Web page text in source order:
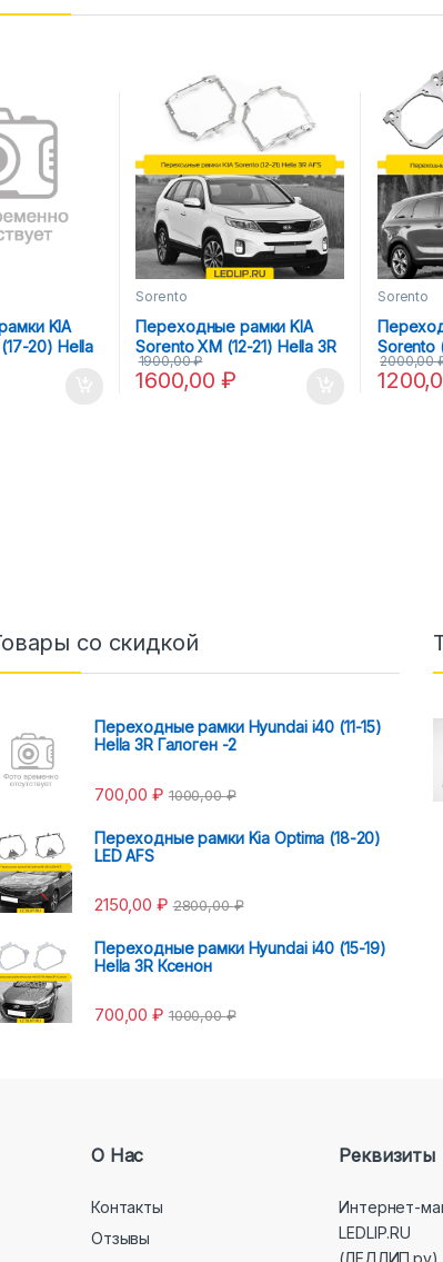
KIA
20) Hella
Sorento
Переходные рамки KIA
Sorento XM (12-21) Hella 3R
AFS
1600,00₽
1900,00₽
Sorento
Sorento
2000,00
со скидкой
Переходные рамки Hyundai i40 (11-15)
Hella 3R Галоген -2
700,00₽ 1000,00₽
Переходные рамки Kia Optima (18-20)
LED AFS
2150,00 ₽ 2800,00₽
Переходные рамки Hyundai i40 (15-19)
Hella 3R Ксенон
700,00₽ 1000,00₽
О Нас
Контакты
Отзывы
Реквизиты
Интернет-
LEDLIP.RU
(ЛЕДЛИП.ру)